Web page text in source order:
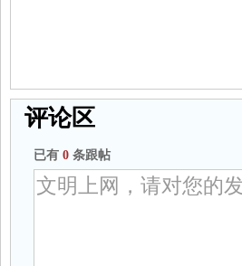
评论区
已有 0 条跟帖